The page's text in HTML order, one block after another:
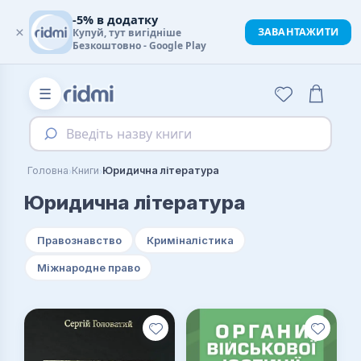
☰
Введіть назву книги
Головна›Книги›Юридична література
Юридична література
Правознавство Криміналістика
Міжнародне право
×
-5% в додатку
Купуй, тут вигідніше
Безкоштовно - Google Play
ЗАВАНТАЖИТИ